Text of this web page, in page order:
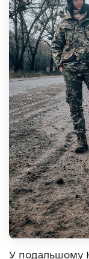
У подальшому